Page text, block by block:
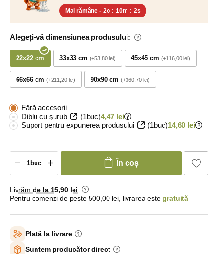
Mai rămâne - 2o : 10m : 1s
Alegeți-vă dimensiunea produsului:
22x22 cm 33x33 cm +53,80 lei 45x45 cm +116,00 lei
66x66 cm +211,20 lei 90x90 cm +360,70 lei
Fără accesorii
Diblu cu șurub
(1buc)4,47 lei
Suport pentru expunerea produsului
(1buc)14,60 lei
În coș
Livrăm de la 15,90 lei
Pentru comenzi de peste 500,00 lei, livrarea este gratuită
Plată la livrare
Suntem producător direct